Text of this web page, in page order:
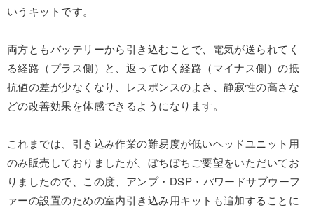
いうキットです。
両方ともバッテリーから引き込むことで、電気が送られてく
る経路（プラス側）と、返ってゆく経路（マイナス側）の抵
抗値の差が少なくなり、レスポンスのよさ、静寂性の高さな
どの改善効果を体感できるようになります。
これまでは、引き込み作業の難易度が低いヘッドユニット用
のみ販売しておりましたが、ぼちぼちご要望をいただいてお
りましたので、この度、アンプ・DSP・パワードサブウーフ
ァーの設置のための室内引き込み用キットも追加することに